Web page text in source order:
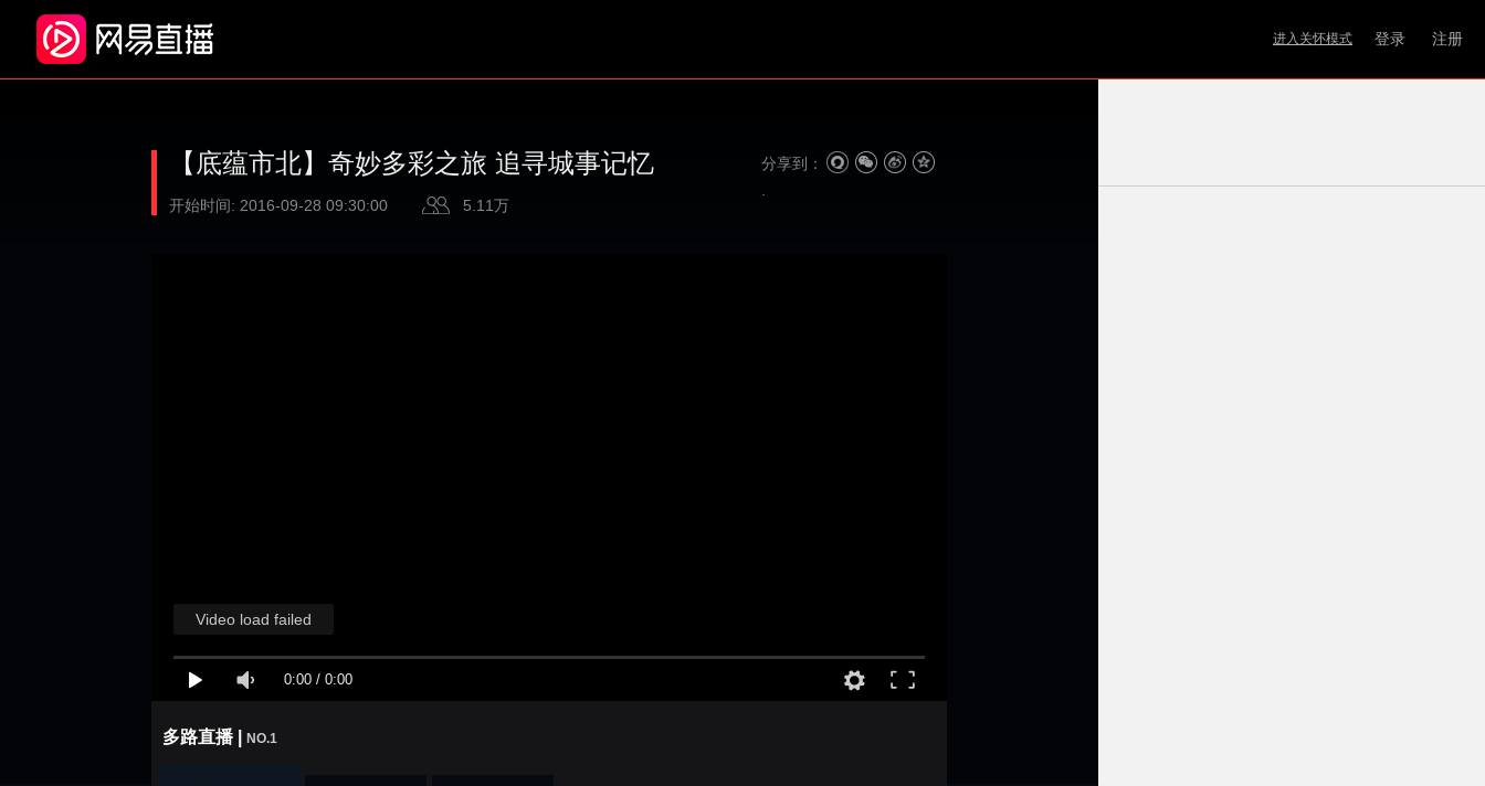
进入关怀模式 登录 注册
【底蕴市北】奇妙多彩之旅 追寻城事记忆 分享到：
开始时间: 2016-09-28 09:30:00 5.11万
0:00 / 0:00
Video load failed
多路直播 | NO.1